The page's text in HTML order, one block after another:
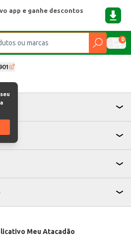
app e ganhe descontos
0
Meu Atacadão